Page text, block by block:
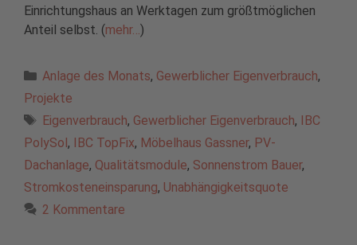
Einrichtungshaus an Werktagen zum größtmöglichen
Anteil selbst. (mehr… )
Kategorien
Anlage des Monats, Gewerblicher Eigenverbrauch,
Projekte
Schlagwörter
Eigenverbrauch, Gewerblicher Eigenverbrauch, IBC
PolySol, IBC TopFix, Möbelhaus Gassner, PV-
Dachanlage, Qualitätsmodule, Sonnenstrom Bauer,
Stromkosteneinsparung, Unabhängigkeitsquote
2 Kommentare